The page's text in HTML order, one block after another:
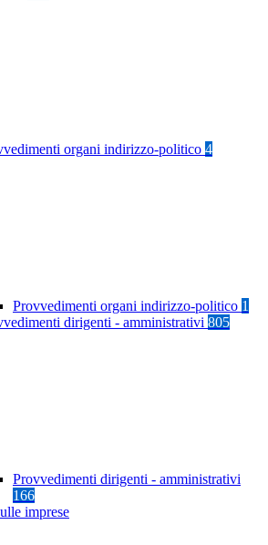
organi indirizzo-politico 4
Provvedimenti organi indirizzo-politico 1
dirigenti - amministrativi 805
Provvedimenti dirigenti - amministrativi
166
imprese